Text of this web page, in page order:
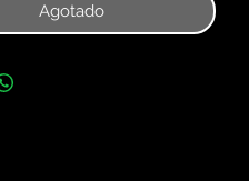
Agotado